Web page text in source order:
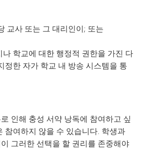
교사 또는 그 대리인이; 또는
나 학교에 대한 행정적 권한을 가진 다
정한 자가 학교 내 방송 시스템을 통
인해 충성 서약 낭독에 참여하고 싶
참여하지 않을 수 있습니다. 학생과
그러한 선택을 할 권리를 존중해야